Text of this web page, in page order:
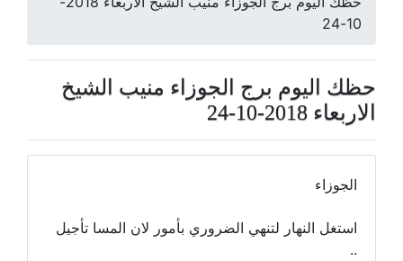
10-24
حظك اليوم برج الجوزاء منيب الشيخ
الاربعاء 2018-10-24
الجوزاء
استغل النهار لتنهي الضروري بأمور لان المسا تأجيل
..